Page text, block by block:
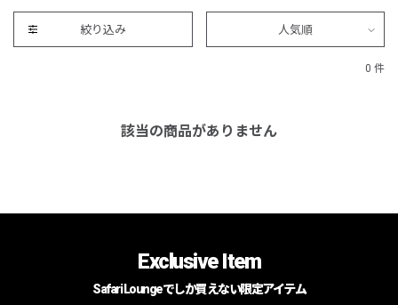
絞り込み 人気順
0 件
該当の商品がありません
Exclusive Item
Safari Loungeでしか買えない限定アイテム